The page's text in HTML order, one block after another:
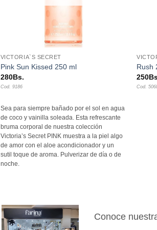
VICTORIA`S SECRET
Pink Sun Kissed 250 ml
280Bs.
Cod. 9186
Sea para siempre bañado por el sol en agua
de coco y vainilla soleada. Esta refrescante
bruma corporal de nuestra colección
Victoria’s Secret PINK muestra a la piel algo
de amor con el aloe acondicionador y un
sutil toque de aroma. Pulverizar de día o de
noche.
Rush
250
Cod.
Conoce